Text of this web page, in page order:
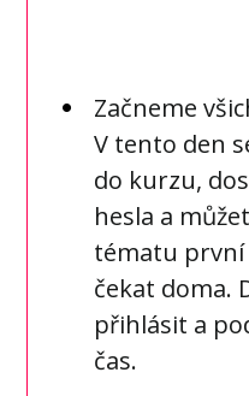
Začneme
V tento den
do kurzu,
hesla a
tématu první
čekat doma.
přihlásit a
čas.